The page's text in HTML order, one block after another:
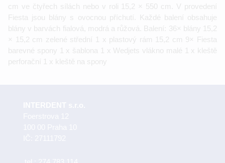
cm ve čtyřech sílách nebo v roli 15,2 × 550 cm. V provedení
Fiesta jsou blány s ovocnou příchutí. Každé balení obsahuje
blány v barvách fialová, modrá a růžová. Balení: 36× blány 15,2
× 15,2 cm zelené střední 1 x plastový rám 15,2 cm 9× Fiesta
barevné spony 1 x šablona 1 x Wedjets vlákno malé 1 x kleště
perforační 1 x kleště na spony